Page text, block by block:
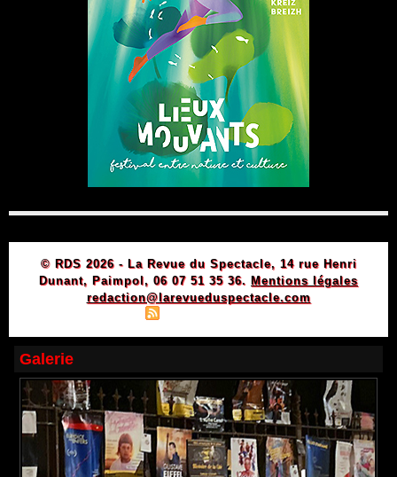
© RDS 2026 - La Revue du Spectacle, 14 rue Henri
Dunant, Paimpol, 06 07 51 35 36. Mentions légales
redaction@larevueduspectacle.com
Galerie